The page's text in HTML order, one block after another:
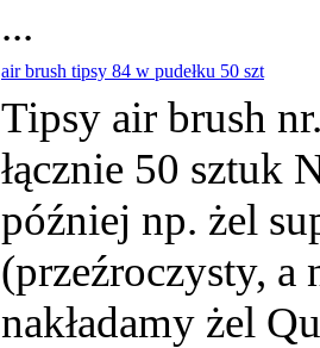
...
air brush tipsy 84 w pudełku 50 szt
Tipsy air brush
łącznie 50 sztuk
później np. żel
(przeźroczysty, a
nakładamy żel